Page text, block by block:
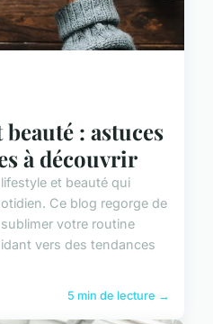
: astuces
à découvrir
et beauté qui
Ce blog regorge de
votre routine
vers des tendances
5 min de lecture →